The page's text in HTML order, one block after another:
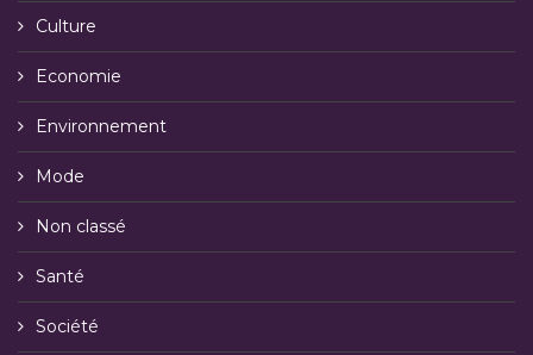
Culture
Economie
Environnement
Mode
Non classé
Santé
Société